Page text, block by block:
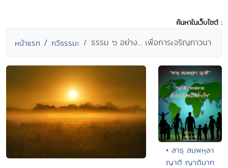
ค้นหาในเว็บไซต์ :
หน้าแรก กวีธรรมะ ธรรม ๖ อย่าง... เพื่อการเจริญภาวนา
• สาธุ สมฺพหุลา
ญาติ ญาติมาก